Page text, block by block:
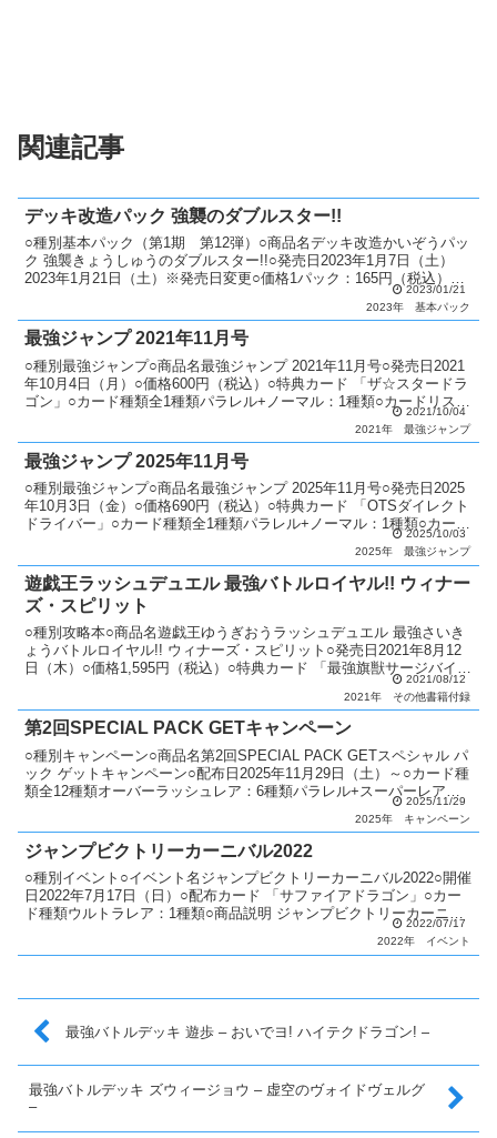
関連記事
デッキ改造パック 強襲のダブルスター!!
○種別基本パック（第1期 第12弾）○商品名デッキ改造かいぞうパッ
ク 強襲きょうしゅうのダブルスター!!○発売日2023年1月7日（土）
2023年1月21日（土）※発売日変更○価格1パック：165円（税込）1
2023/01/21
2023年
基本パック
最強ジャンプ 2021年11月号
○種別最強ジャンプ○商品名最強ジャンプ 2021年11月号○発売日2021
年10月4日（月）○価格600円（税込）○特典カード 「ザ☆スタードラ
ゴン」○カード種類全1種類パラレル+ノーマル：1種類○カードリスト
2021/10/04
2021年
最強ジャンプ
最強ジャンプ 2025年11月号
○種別最強ジャンプ○商品名最強ジャンプ 2025年11月号○発売日2025
年10月3日（金）○価格690円（税込）○特典カード 「OTSダイレクト
ドライバー」○カード種類全1種類パラレル+ノーマル：1種類○カード
2025/10/03
2025年
最強ジャンプ
遊戯王ラッシュデュエル 最強バトルロイヤル!! ウィナー
ズ・スピリット
○種別攻略本○商品名遊戯王ゆうぎおうラッシュデュエル 最強さいき
ょうバトルロイヤル!! ウィナーズ・スピリット○発売日2021年8月12
日（木）○価格1,595円（税込）○特典カード 「最強旗獣サージバイコ
2021/08/12
2021年
その他書籍付録
第2回SPECIAL PACK GETキャンペーン
○種別キャンペーン○商品名第2回SPECIAL PACK GETスペシャル パ
ック ゲットキャンペーン○配布日2025年11月29日（土）～○カード種
類全12種類オーバーラッシュレア：6種類パラレル+スーパーレア：
2025/11/29
2025年
キャンペーン
ジャンプビクトリーカーニバル2022
○種別イベント○イベント名ジャンプビクトリーカーニバル2022○開催
日2022年7月17日（日）○配布カード 「サファイアドラゴン」○カー
ド種類ウルトラレア：1種類○商品説明 ジャンプビクトリーカーニバ
2022/07/17
2022年
イベント
最強バトルデッキ 遊歩 – おいでヨ! ハイテクドラゴン! –
最強バトルデッキ ズウィージョウ – 虚空のヴォイドヴェルグ
–